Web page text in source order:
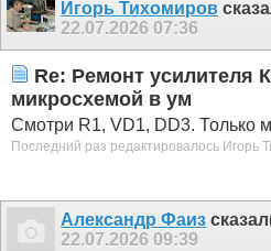
Игорь Тихомиров
22.07.2026 07:36
Re: Ремонт усилителя
микросхемой в ум
Смотри R1, VD1, DD3. Только
Последний раз редактировалось Игорь
Александр Фаиз
22.07.2026 09:39